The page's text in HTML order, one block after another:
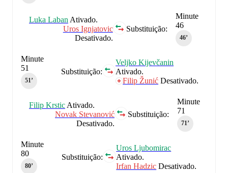
Minute
46
46‎’‎
Substituição:
Luka Laban Ativado.
Uros Ignjatovic
Desativado.
Substituição:
Veljko Kijevčanin
Ativado.
Filip Žunić Desativado.
Minute
51
51‎’‎
Minute
71
71‎’‎
Substituição:
Filip Krstic Ativado.
Novak Stevanović
Desativado.
Substituição:
Uros Ljubomirac
Ativado.
Irfan Hadzic Desativado.
Minute
80
80‎’‎